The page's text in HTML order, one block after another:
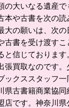
大いなる遺産で
本や古書を次の
大の願いは、次
古書を受け渡すこ
信じております。
買取なのです。
ックススタッフ
県古書籍商業協
です。 神奈川